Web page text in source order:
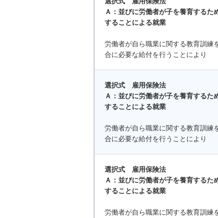
Ａ：並びに労働者が子を養育するた
することによる就業
労働者が自ら職業に関する教育訓
合に必要な給付を行うことにより
選択式 雇用保険法
Ａ：並びに労働者が子を養育するた
することによる就業
労働者が自ら職業に関する教育訓
合に必要な給付を行うことにより
選択式 雇用保険法
Ａ：並びに労働者が子を養育するた
することによる就業
労働者が自ら職業に関する教育訓